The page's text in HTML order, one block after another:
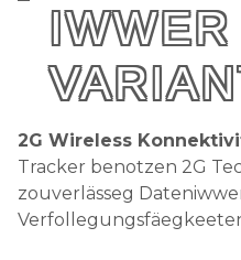
IWWER
2G Wireless
Tracker benotzen 2G
zouverlässeg